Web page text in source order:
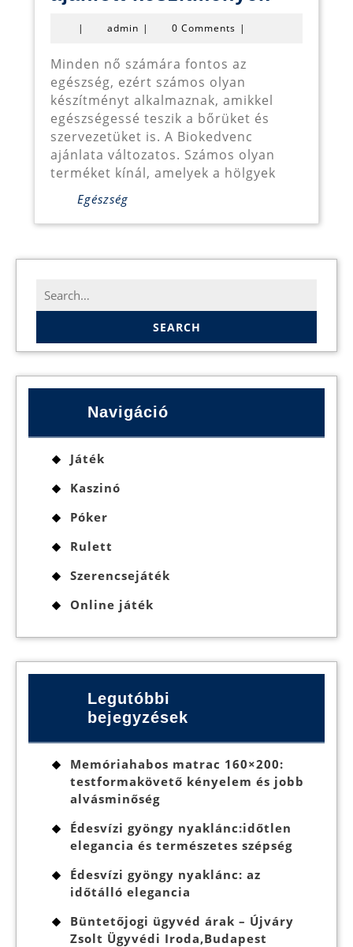
| admin admin
| 0 Comments |
Minden nő számára fontos az
egészség, ezért számos olyan
készítményt alkalmaznak, amikkel
egészségessé teszik a bőrüket és
szervezetüket is. A Biokedvenc
ajánlata változatos. Számos olyan
terméket kínál, amelyek a hölgyek
Egészség
Search
for:
Navigáció
Játék
Kaszinó
Póker
Rulett
Szerencsejáték
Online játék
Legutóbbi
bejegyzések
Memóriahabos matrac 160×200:
testformakövető kényelem és jobb
alvásminőség
Édesvízi gyöngy nyaklánc:időtlen
elegancia és természetes szépség
Édesvízi gyöngy nyaklánc: az
időtálló elegancia
Büntetőjogi ügyvéd árak – Újváry
Zsolt Ügyvédi Iroda,Budapest